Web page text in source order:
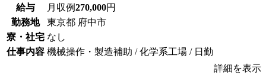
給与 月収例270,000円
勤務地
東京都 府中市
寮・社宅 なし
仕事内容 機械操作・製造補助 / 化学系工場 / 日勤
詳細を表示